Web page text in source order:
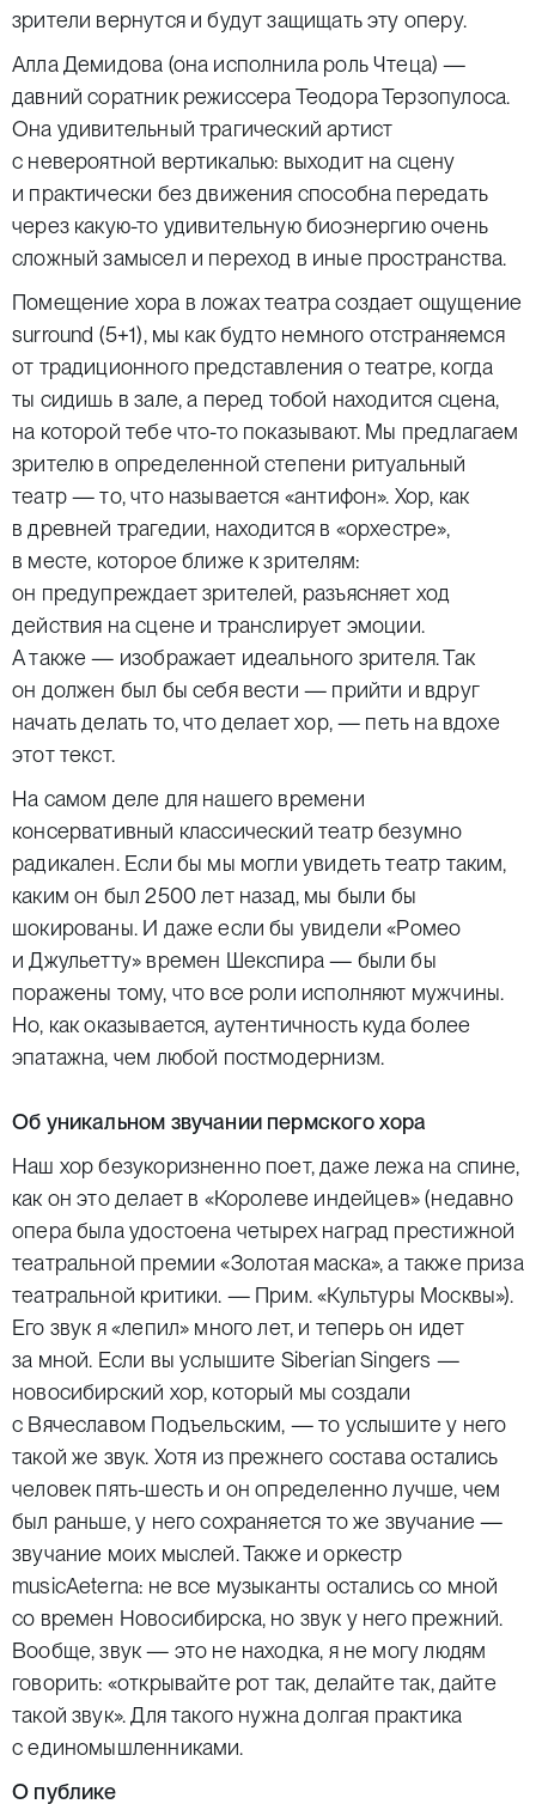
зрители вернутся и будут защищать эту оперу.
Алла Демидова (она исполнила роль Чтеца) —
давний соратник режиссера Теодора Терзопулоса.
Она удивительный трагический артист
с невероятной вертикалью: выходит на сцену
и практически без движения способна передать
через какую-то удивительную биоэнергию очень
сложный замысел и переход в иные пространства.
Помещение хора в ложах театра создает ощущение
surround (5+1), мы как будто немного отстраняемся
от традиционного представления о театре, когда
ты сидишь в зале, а перед тобой находится сцена,
на которой тебе что-то показывают. Мы предлагаем
зрителю в определенной степени ритуальный
театр — то, что называется «антифон». Хор, как
в древней трагедии, находится в «орхестре»,
в месте, которое ближе к зрителям:
он предупреждает зрителей, разъясняет ход
действия на сцене и транслирует эмоции.
А также — изображает идеального зрителя. Так
он должен был бы себя вести — прийти и вдруг
начать делать то, что делает хор, — петь на вдохе
этот текст.
На самом деле для нашего времени
консервативный классический театр безумно
радикален. Если бы мы могли увидеть театр таким,
каким он был 2500 лет назад, мы были бы
шокированы. И даже если бы увидели «Ромео
и Джульетту» времен Шекспира — были бы
поражены тому, что все роли исполняют мужчины.
Но, как оказывается, аутентичность куда более
эпатажна, чем любой постмодернизм.
Об уникальном звучании пермского хора
Наш хор безукоризненно поет, даже лежа на спине,
как он это делает в «Королеве индейцев» (недавно
опера была удостоена четырех наград престижной
театральной премии «Золотая маска», а также приза
театральной критики. — Прим. «Культуры Москвы»).
Его звук я «лепил» много лет, и теперь он идет
за мной. Если вы услышите Siberian Singers —
новосибирский хор, который мы создали
с Вячеславом Подъельским, — то услышите у него
такой же звук. Хотя из прежнего состава остались
человек пять-шесть и он определенно лучше, чем
был раньше, у него сохраняется то же звучание —
звучание моих мыслей. Также и оркестр
musicAeterna: не все музыканты остались со мной
со времен Новосибирска, но звук у него прежний.
Вообще, звук — это не находка, я не могу людям
говорить: «открывайте рот так, делайте так, дайте
такой звук». Для такого нужна долгая практика
с единомышленниками.
О публике